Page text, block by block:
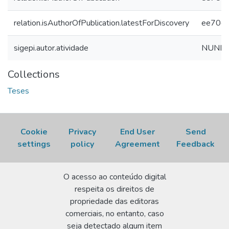
relation.isAuthorOfPublication.latestForDiscovery
sigepi.autor.atividade
Collections
Teses
Cookie
settings
Privacy
policy
End User
Agreement
Send
Feedback
O acesso ao conteúdo digital
respeita os direitos de
propriedade das editoras
comerciais, no entanto, caso
seja detectado algum item